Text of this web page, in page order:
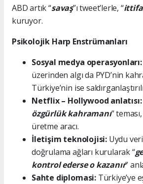
ABD artık “savaş”ı tweet’lerle, “
kuruyor.
Psikolojik Harp Enstrümanları
Sosyal medya operasyonları:
üzerinden algı da PYD’nin
Türkiye’nin ise
Netflix – Hollywood anlatısı:
özgürlük kahramanı”
üretme aracı.
İletişim teknolojisi:Uydu
doğrulama ağları kurularak “
kontrol ederse o kazanır”
Sahte diplomasi:Türkiye’ye